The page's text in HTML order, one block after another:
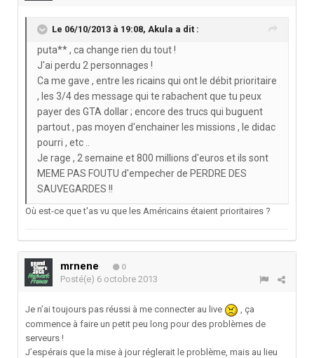
Le 06/10/2013 à 19:08, Akula a dit :
puta** , ca change rien du tout !
J'ai perdu 2 personnages !
Ca me gave , entre les ricains qui ont le débit prioritaire
, les 3/4 des message qui te rabachent que tu peux
payer des GTA dollar ; encore des trucs qui buguent
partout , pas moyen d'enchainer les missions , le didac
pourri , etc ..
Je rage , 2 semaine et 800 millions d'euros et ils sont
MEME PAS FOUTU d'empecher de PERDRE DES
SAUVEGARDES !!
Où est-ce que t'as vu que les Américains étaient prioritaires ?
mrnene 0
Posté(e) 6 octobre 2013
Je n’ai toujours pas réussi à me connecter au live
, ça
commence à faire un petit peu long pour des problèmes de
serveurs !
J’espérais que la mise à jour réglerait le problème, mais au lieu